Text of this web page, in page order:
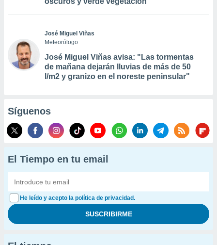
José Miguel Viñas
Meteorólogo
José Miguel Viñas avisa: "Las tormentas
de mañana dejarán lluvias de más de 50
l/m2 y granizo en el noreste peninsular"
Síguenos
El Tiempo en tu email
He leído y acepto la política de privacidad.